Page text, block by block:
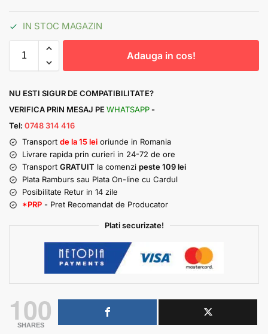
IN STOC MAGAZIN
Adauga in cos!
NU ESTI SIGUR DE COMPATIBILITATE?
VERIFICA PRIN MESAJ PE WHATSAPP -
Tel: 0748 314 416
Transport de la 15 lei oriunde in Romania
Livrare rapida prin curieri in 24-72 de ore
Transport GRATUIT la comenzi peste 109 lei
Plata Ramburs sau Plata On-line cu Cardul
Posibilitate Retur in 14 zile
*PRP - Pret Recomandat de Producator
Plati securizate!
100
SHARES